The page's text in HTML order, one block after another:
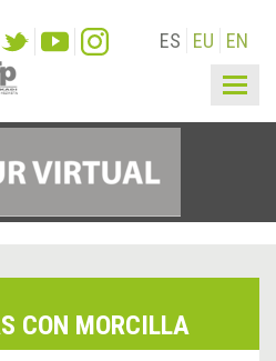
ES EU EN
CON MORCILLA